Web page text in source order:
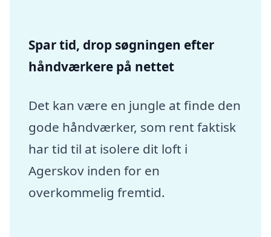
Spar tid, drop søgningen efter
håndværkere på nettet
Det kan være en jungle at finde den
gode håndværker, som rent faktisk
har tid til at isolere dit loft i
Agerskov inden for en
overkommelig fremtid.